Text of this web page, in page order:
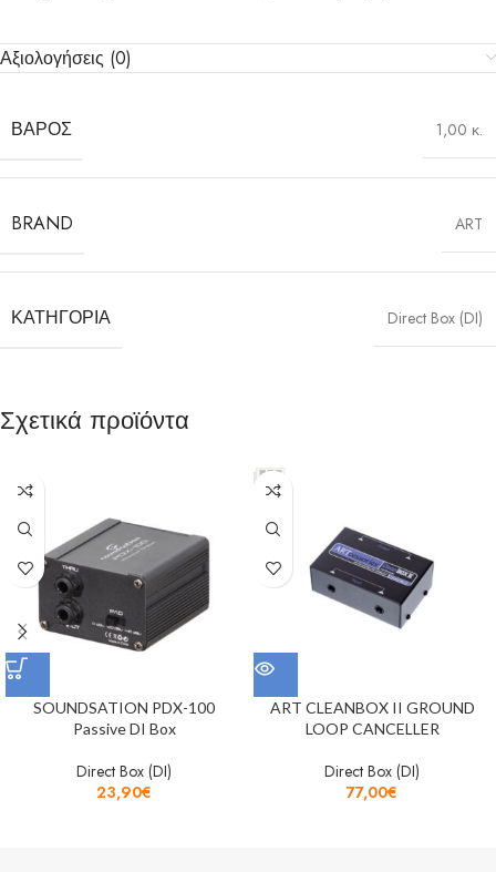
Αξιολογήσεις (0)
ΒΆΡΟΣ 1,00 κ.
BRAND ART
ΚΑΤΗΓΟΡΊΑ Direct Box (DI)
Σχετικά προϊόντα
SOUNDSATION PDX-100
Passive DI Box
Direct Box (DI)
23,90€
ART CLEANBOX II GROUND
LOOP CANCELLER
Direct Box (DI)
77,00€